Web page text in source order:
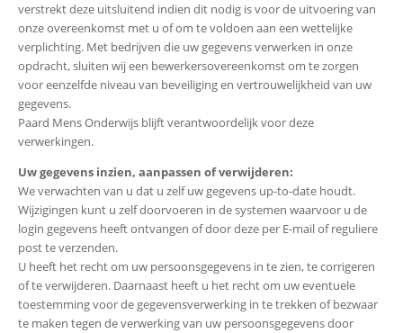
verstrekt deze uitsluitend indien dit nodig is voor de uitvoering van
onze overeenkomst met u of om te voldoen aan een wettelijke
verplichting. Met bedrijven die uw gegevens verwerken in onze
opdracht, sluiten wij een bewerkersovereenkomst om te zorgen
voor eenzelfde niveau van beveiliging en vertrouwelijkheid van uw
gegevens.
Paard Mens Onderwijs blijft verantwoordelijk voor deze
verwerkingen.
Uw gegevens inzien, aanpassen of verwijderen:
We verwachten van u dat u zelf uw gegevens up-to-date houdt.
Wijzigingen kunt u zelf doorvoeren in de systemen waarvoor u de
login gegevens heeft ontvangen of door deze per E-mail of reguliere
post te verzenden.
U heeft het recht om uw persoonsgegevens in te zien, te corrigeren
of te verwijderen. Daarnaast heeft u het recht om uw eventuele
toestemming voor de gegevensverwerking in te trekken of bezwaar
te maken tegen de verwerking van uw persoonsgegevens door